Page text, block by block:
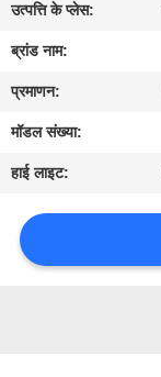
गुणवत्ता
नियंत्रण
संपर्क
समाचार
उत्पत्ति के प्लेस:
ब्रांड नाम:
प्रमाणन:
मॉडल संख्या:
हाई लाइट: